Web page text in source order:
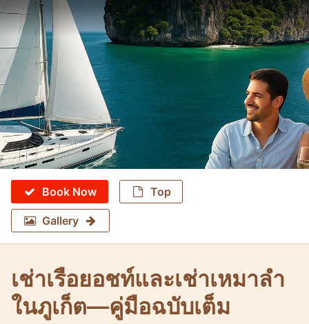
Book Now Top
Gallery
เช่าเรือยอชท์และเช่าเหมาลำ
ในภูเก็ต—คู่มือฉบับเต็ม